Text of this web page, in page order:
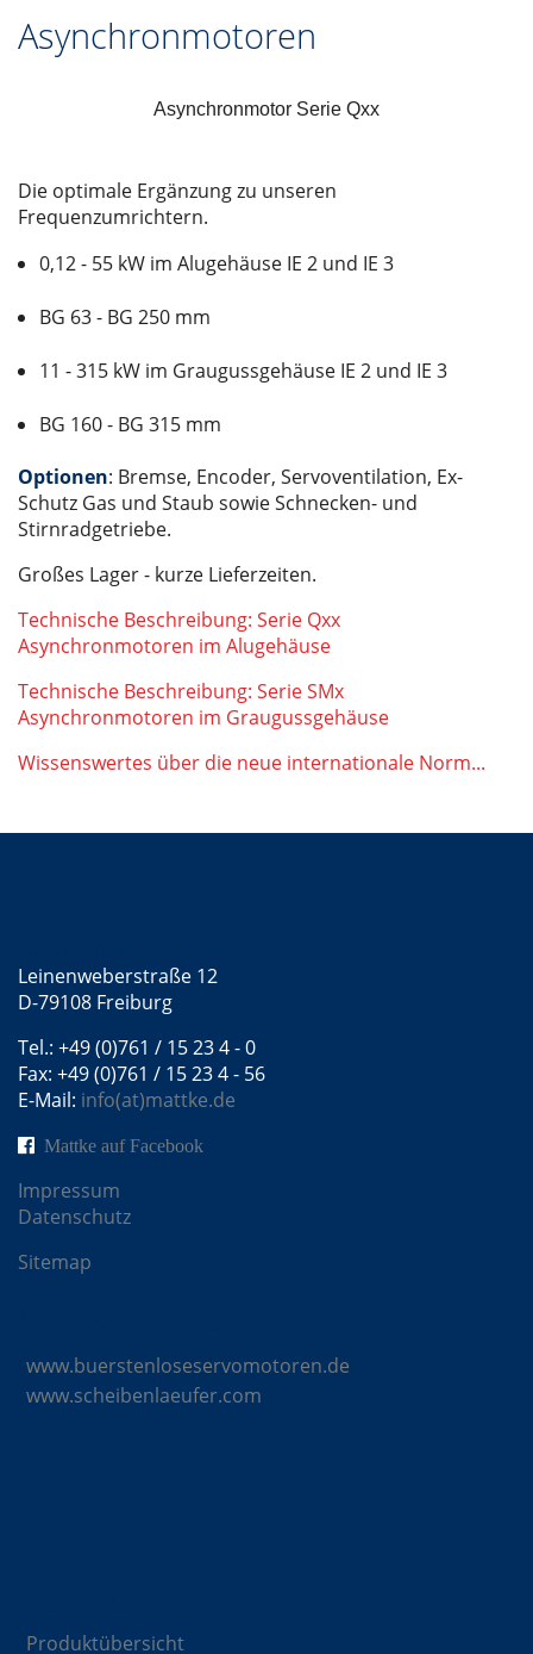
Asynchronmotoren
Asynchronmotor Serie Qxx
Die optimale Ergänzung zu unseren
Frequenzumrichtern.
0,12 - 55 kW im Alugehäuse IE 2 und IE 3
BG 63 - BG 250 mm
11 - 315 kW im Graugussgehäuse IE 2 und IE 3
BG 160 - BG 315 mm
Optionen: Bremse, Encoder, Servoventilation, Ex-
Schutz Gas und Staub sowie Schnecken- und
Stirnradgetriebe.
Großes Lager - kurze Lieferzeiten.
Technische Beschreibung: Serie Qxx
Asynchronmotoren im Alugehäuse
Technische Beschreibung: Serie SMx
Asynchronmotoren im Graugussgehäuse
Wissenswertes über die neue internationale Norm...
Leinenweberstraße 12
D-79108 Freiburg
Tel.: +49 (0)761 / 15 23 4 - 0
Fax: +49 (0)761 / 15 23 4 - 56
E-Mail: info(at)mattke.de
Mattke auf Facebook
Impressum
Datenschutz
Sitemap
www.buerstenloseservomotoren.de
www.scheibenlaeufer.com
Produktübersicht